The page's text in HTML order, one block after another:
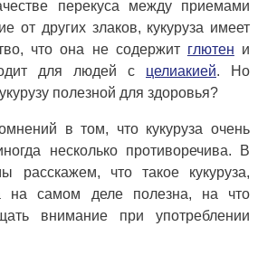
перекуса между приемами
от других злаков, кукуруза имеет
что она не содержит глютен и
для людей с целиакией. Но
полезной для здоровья?
в том, что кукуруза очень
несколько противоречива. В
расскажем, что такое кукуруза,
на самом деле полезна, на что
внимание при употреблении